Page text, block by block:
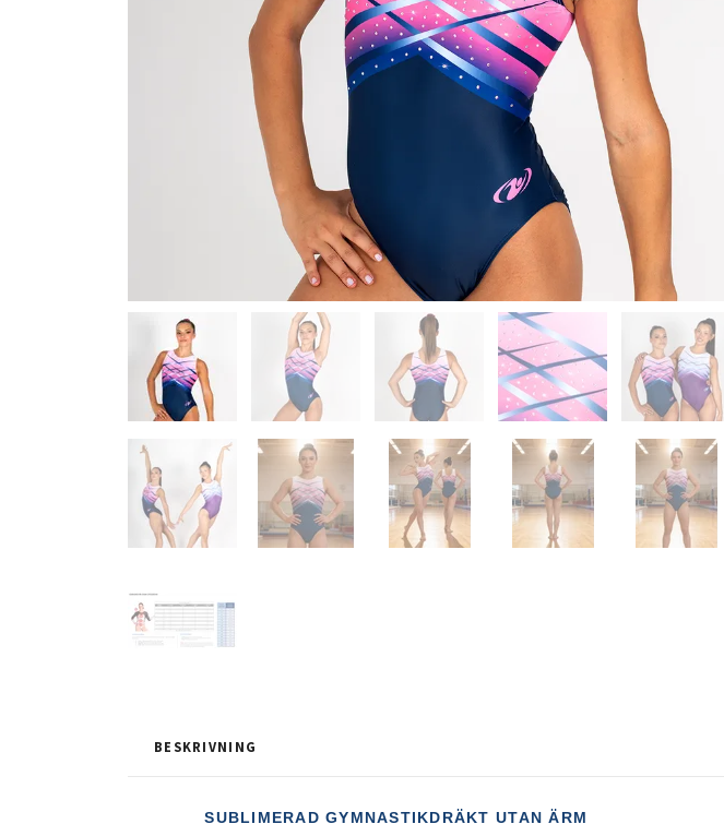
BESKRIVNING
SUBLIMERAD GYMNASTIKDRÄKT UTAN ÄRM